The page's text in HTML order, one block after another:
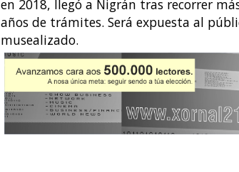
en 2018, llegó a Nigrán tras recorrer
años de trámites. Será expuesta al
musealizado.